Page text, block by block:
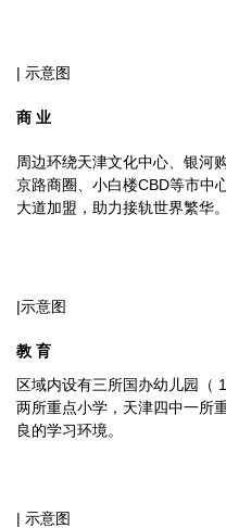
| 示意图
商 业
周边环绕天津文化中心、银河
京路商圈、小白楼CBD等市中
大道加盟，助力接轨世界繁华。
|示意图
教 育
区域内设有三所国办幼儿园（
两所重点小学，天津四中一所
良的学习环境。
| 示意图